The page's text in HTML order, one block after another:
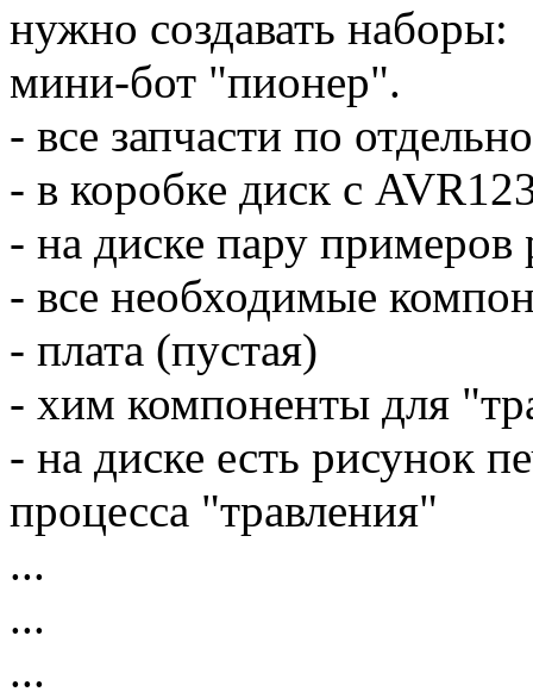
нужно создавать наборы:
мини-бот "пионер".
- все запчасти по
- в коробке диск с
- на диске пару
- все необходимые
- плата (пустая)
- хим компоненты для
- на диске есть рисунок
процесса "травления"
...
...
...